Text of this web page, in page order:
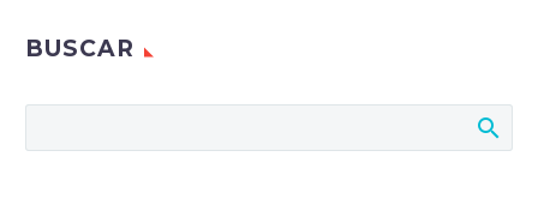
BUSCAR